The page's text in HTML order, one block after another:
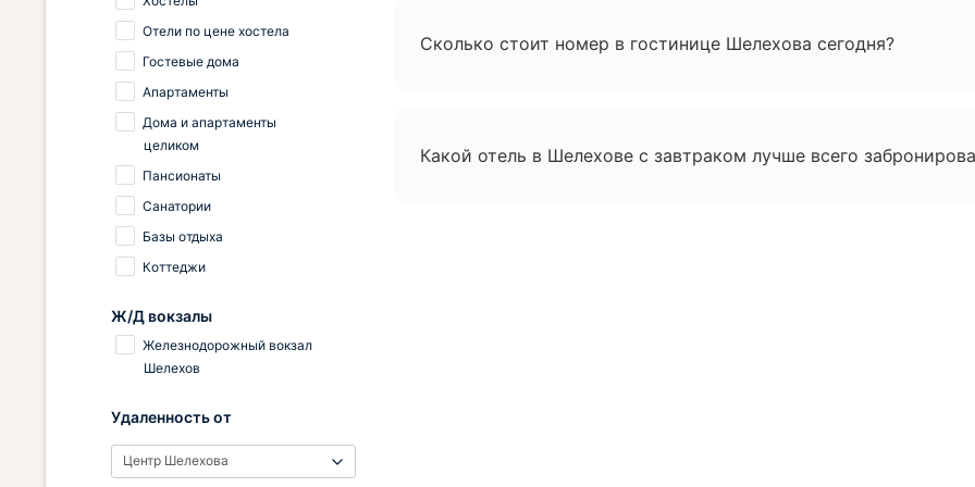
Сколько стоит номер в гостинице Шелехова сегодня?
Какой отель в Шелехове с завтраком лучше всего
Отели по цене хостела
Гостевые дома
Апартаменты
Дома и апартаменты
целиком
Пансионаты
Санатории
Базы отдыха
Коттеджи
Ж/Д вокзалы
Железнодорожный вокзал
Шелехов
Удаленность от
Центр Шелехова